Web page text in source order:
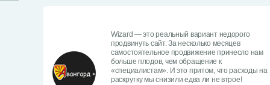
Wizard — это реальный вариант недорого
продвинуть сайт. За несколько месяцев
самостоятельное продвижение принесло нам
больше плодов, чем обращение к
«специалистам». И это притом, что расходы на
раскрутку мы снизили едва ли не втрое!